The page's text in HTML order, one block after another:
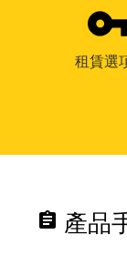
租賃選
assignment 產品